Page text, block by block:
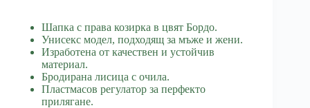
Шапка с права козирка в цвят Бордо.
Унисекс модел, подходящ за мъже и жени.
Изработена от качествен и устойчив
материал.
Бродирана лисица с очила.
Пластмасов регулатор за перфекто
прилягане.